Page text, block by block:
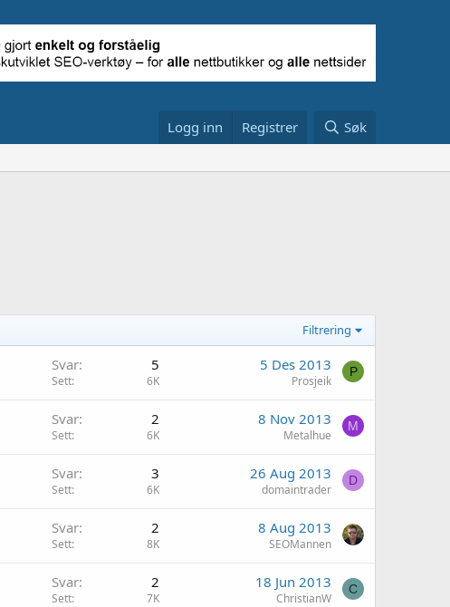
Logg inn Registrer Søk
Filtrering
Svar 5
Sett 6K
5 Des 2013
Prosjeik
P
Svar 2
Sett 6K
8 Nov 2013
Metalhue
M
Svar 3
Sett 6K
26 Aug 2013
domaintrader
D
Svar 2
Sett 8K
8 Aug 2013
SEOMannen
Svar 2
Sett 7K
18 Jun 2013
ChristianW
C